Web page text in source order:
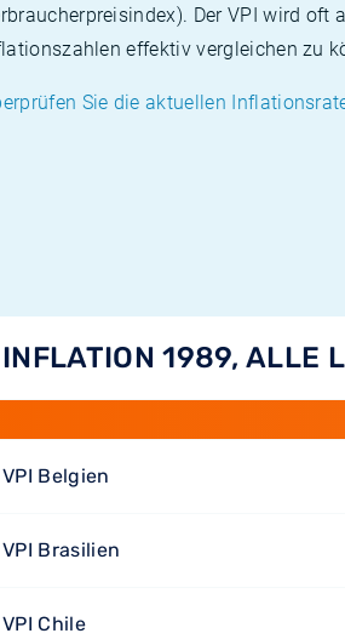
Der VPI wird
effektiv vergleichen zu
Sie die aktuellen
INFLATION 1989, ALLE
VPI Belgien
VPI Brasilien
VPI Chile